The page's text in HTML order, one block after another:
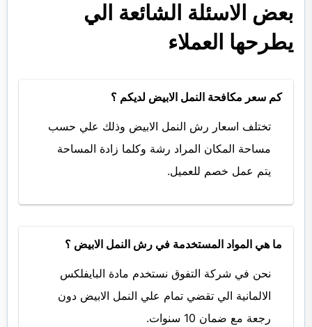
بعض الاسئلة الشائعة الي
يطرحها العملاء
كم سعر مكافحة النمل الابيض لديكم ؟
تختلف اسعار رش النمل الابيض وذلك علي حسب
مساحة المكان المراد رشة وكلما زادة المساحة
يتم عمل خصم للعميل.
ما هي المواد المستخدمة في رش النمل الابيض ؟
نحن في شركة التفوق نستخدم مادة البايفلكس
الالمانية الي تقضي تمام علي النمل الابيض دون
رجعة مع ضمان 10 سنوات.